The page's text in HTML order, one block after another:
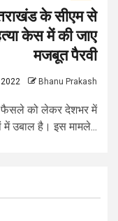
के सीएम से
केस में की जाए
मजबूत पैरवी
Bhanu Prakash
फैसले को लेकर देशभर में
में उबाल है। इस मामले...